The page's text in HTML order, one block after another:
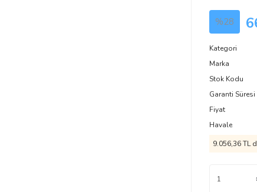
%28
Kategori
Marka
Stok Kodu
Garanti Süresi
Fiyat
Havale
9.056,36 TL